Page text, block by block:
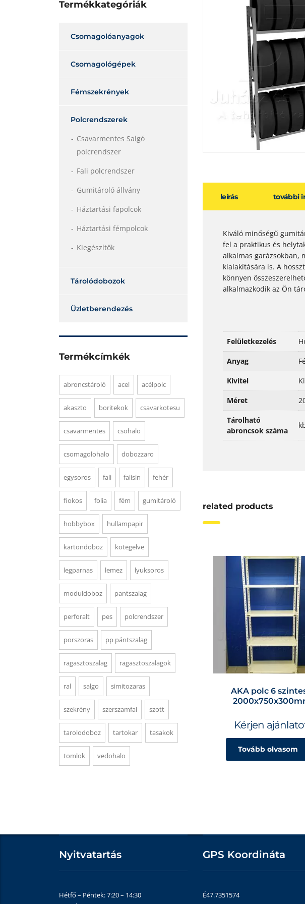
leírás további
Kiváló minőségű
fel a praktikus és
alkalmas garázsokban,
kialakítására is. A
könnyen
alkalmazkodik az Ön
Felületkezelés
Anyag
Kivitel
Méret
Tárolható
abroncsok száma
related products
AKA polc 6
Kérjen
Tovább olvasom
Termékkategóriák
Csomagolóanyagok
Csomagológépek
Fémszekrények
Polcrendszerek
Csavarmentes Salgó
polcrendszer
Fali polcrendszer
Gumitároló állvány
Háztartási fapolcok
Háztartási fémpolcok
Kiegészítők
Tárolódobozok
Üzletberendezés
Termékcímkék
abroncstároló acel acélpolc
akaszto boritekok csavarkotesu
csavarmentes csohalo
csomagolohalo dobozzaro
egysoros fali falisin fehér
fiokos folia fém gumitároló
hobbybox hullampapir
kartondoboz kotegelve
legparnas lemez lyuksoros
moduldoboz pantszalag
perforalt pes polcrendszer
porszoras pp pántszalag
ragasztoszalag ragasztoszalagok
ral salgo simitozaras
szekrény szerszamfal szott
tarolodoboz tartokar tasakok
tomlok vedohalo
Nyitvatartás
Hétfő – Péntek: 7:20 – 14:30
GPS Koordináta
É47.7351574